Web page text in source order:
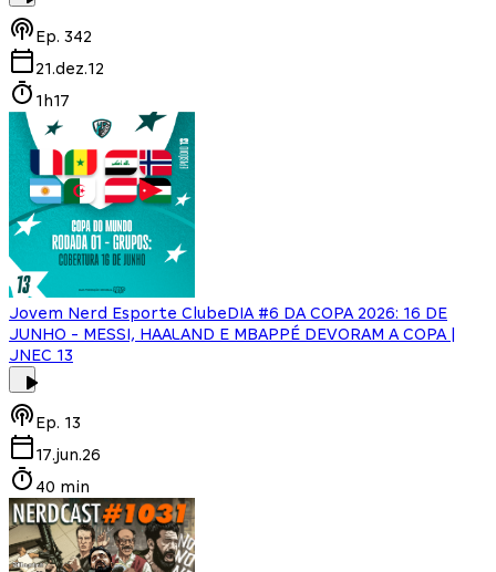
Ep. 342
21.dez.12
1h17
Jovem Nerd Esporte ClubeDIA #6 DA COPA 2026: 16 DE
JUNHO - MESSI, HAALAND E MBAPPÉ DEVORAM A COPA |
JNEC 13
Ep. 13
17.jun.26
40 min